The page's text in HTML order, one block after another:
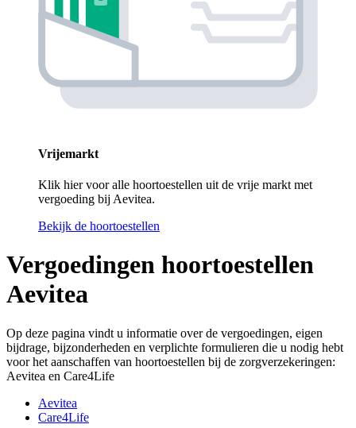
Vrijemarkt
Klik hier voor alle hoortoestellen uit de vrije markt met
vergoeding bij Aevitea.
Bekijk de hoortoestellen
Vergoedingen hoortoestellen
Aevitea
Op deze pagina vindt u informatie over de vergoedingen, eigen
bijdrage, bijzonderheden en verplichte formulieren die u nodig hebt
voor het aanschaffen van hoortoestellen bij de zorgverzekeringen:
Aevitea en Care4Life
Aevitea
Care4Life